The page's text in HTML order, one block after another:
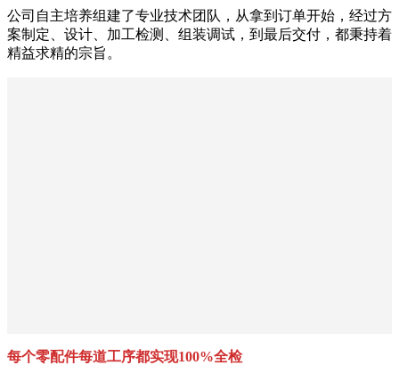
公司自主培养组建了专业技术团队，从拿到订单开始，经过方
案制定、设计、加工检测、组装调试，到最后交付，都秉持着
精益求精的宗旨。
每个零配件每道工序都实现100%全检